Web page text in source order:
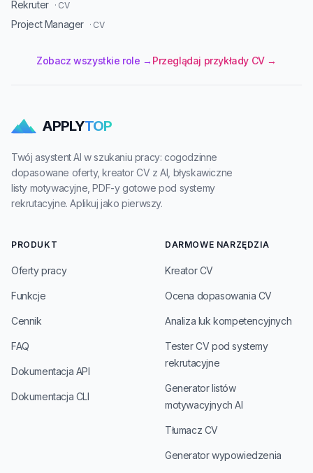
Rekruter · CV
Project Manager · CV
Zobacz wszystkie role → Przeglądaj przykłady CV →
APPLYTOP
Twój asystent AI w szukaniu pracy: cogodzinne
dopasowane oferty, kreator CV z AI, błyskawiczne
listy motywacyjne, PDF-y gotowe pod systemy
rekrutacyjne. Aplikuj jako pierwszy.
PRODUKT
Oferty pracy
Funkcje
Cennik
FAQ
Dokumentacja API
Dokumentacja CLI
DARMOWE NARZĘDZIA
Kreator CV
Ocena dopasowania CV
Analiza luk kompetencyjnych
Tester CV pod systemy
rekrutacyjne
Generator listów
motywacyjnych AI
Tłumacz CV
Generator wypowiedzenia